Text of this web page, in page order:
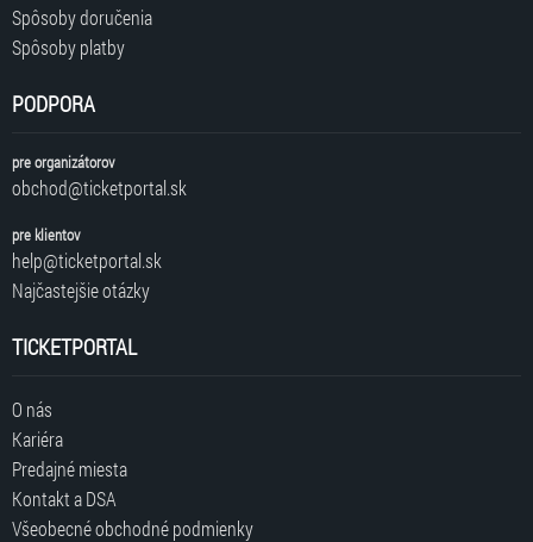
Spôsoby doručenia
Spôsoby platby
PODPORA
pre organizátorov
obchod@ticketportal.sk
pre klientov
help@ticketportal.sk
Najčastejšie otázky
TICKETPORTAL
O nás
Kariéra
Predajné miesta
Kontakt a DSA
Všeobecné obchodné podmienky